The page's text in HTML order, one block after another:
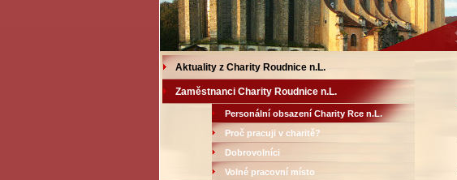
Aktuality z Charity Roudnice n.L.
Zaměstnanci Charity Roudnice n.L.
Personální obsazení Charity Rce n.L.
Proč pracuji v charitě?
Dobrovolníci
Volné pracovní místo